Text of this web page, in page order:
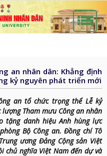
list
an nhân dân: Khẳng định
kỷ nguyên phát triển mới
an tổ chức trọng thể Lễ kỷ
Tham mưu Công an nhân
tặng danh hiệu Anh hùng lực
Bộ Công an. Đồng chí Tô
ương Đảng Cộng sản Việt
chủ nghĩa Việt Nam đến dự và